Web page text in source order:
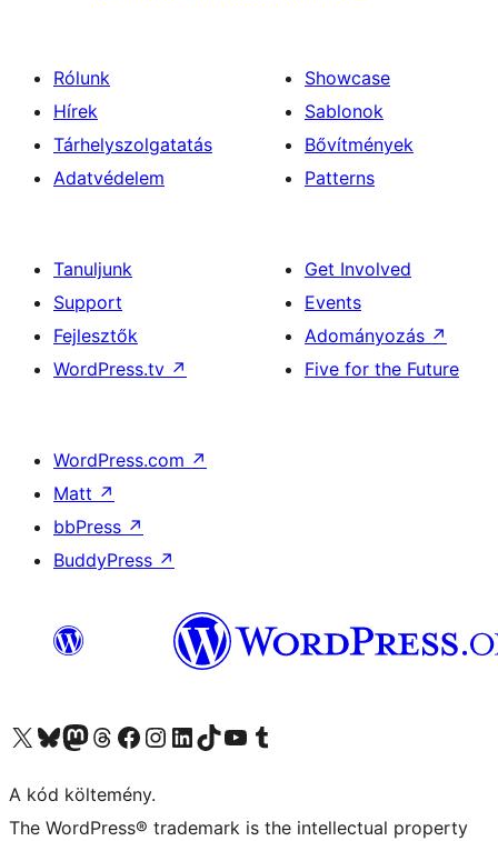
Rólunk
Hírek
Tárhelyszolgatatás
Adatvédelem
Showcase
Sablonok
Bővítmények
Patterns
Tanuljunk
Support
Fejlesztők
WordPress.tv ↗
Get Involved
Events
Adományozás ↗
Five for the Future
WordPress.com ↗
Matt ↗
bbPress ↗
BuddyPress ↗
Visit our X (formerly Twitter) account
Visit our Bluesky account
Twitter csatornánk
Visit our Threads account
Facebook oldalunk megtekintése
Visit our Instagram account
Visit our LinkedIn account
Visit our TikTok account
Visit our YouTube channel
Visit our Tumblr account
A kód költemény.
The WordPress® trademark is the intellectual property